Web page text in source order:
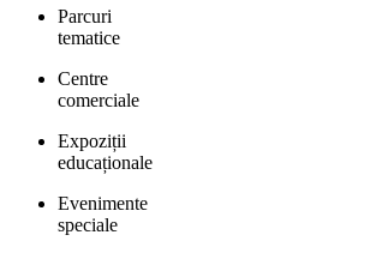
Parcuri
tematice
Centre
comerciale
Expoziții
educaționale
Evenimente
speciale